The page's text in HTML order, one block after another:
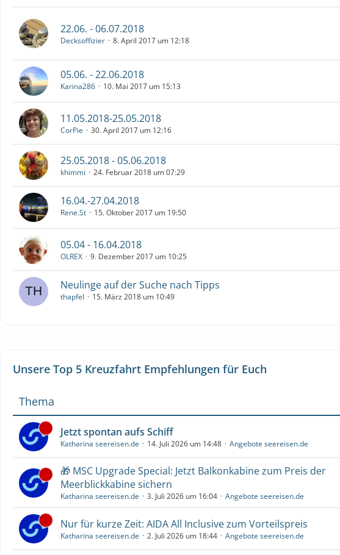
22.06. - 06.07.2018
Decksoffizier 8. April 2017 um 12:18
05.06. - 22.06.2018
Karina286 10. Mai 2017 um 15:13
11.05.2018-25.05.2018
CorPie 30. April 2017 um 12:16
25.05.2018 - 05.06.2018
khimmi 24. Februar 2018 um 07:29
16.04.-27.04.2018
Rene.St 15. Oktober 2017 um 19:50
05.04 - 16.04.2018
OLREX 9. Dezember 2017 um 10:25
Neulinge auf der Suche nach Tipps
thapfel 15. März 2018 um 10:49
Unsere Top 5 Kreuzfahrt Empfehlungen für Euch
Thema
Jetzt spontan aufs Schiff
Katharina seereisen.de 14. Juli 2026 um 14:48 Angebote seereisen.de
🎁 MSC Upgrade Special: Jetzt Balkonkabine zum Preis der
Meerblickkabine sichern
Katharina seereisen.de 3. Juli 2026 um 16:04 Angebote seereisen.de
Nur für kurze Zeit: AIDA All Inclusive zum Vorteilspreis
Katharina seereisen.de 2. Juli 2026 um 18:44 Angebote seereisen.de